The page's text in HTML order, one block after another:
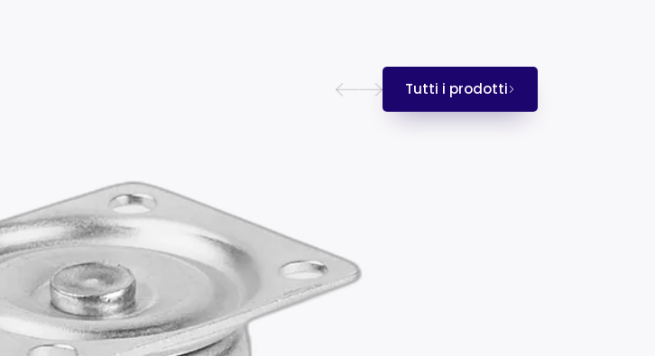
Tutti i prodotti